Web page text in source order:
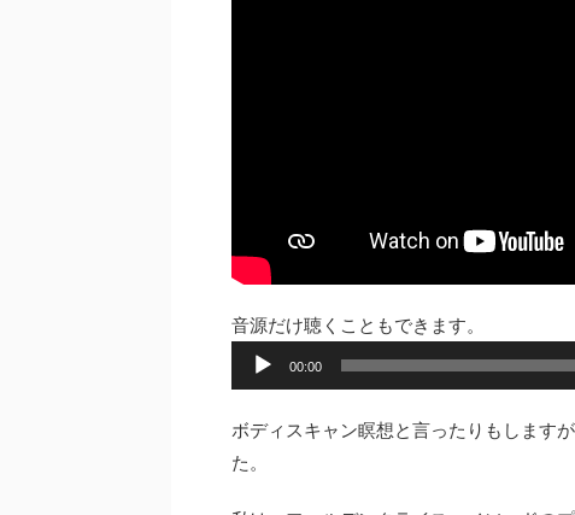
音源だけ聴くこともできます。
声
プ
レ
00:00
ボディスキャン瞑想と言ったりもします
た。